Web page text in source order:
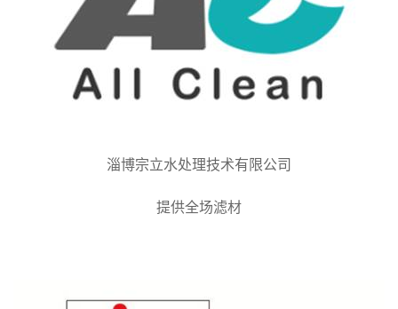
淄博宗立水处理技术有限公司
提供全场滤材